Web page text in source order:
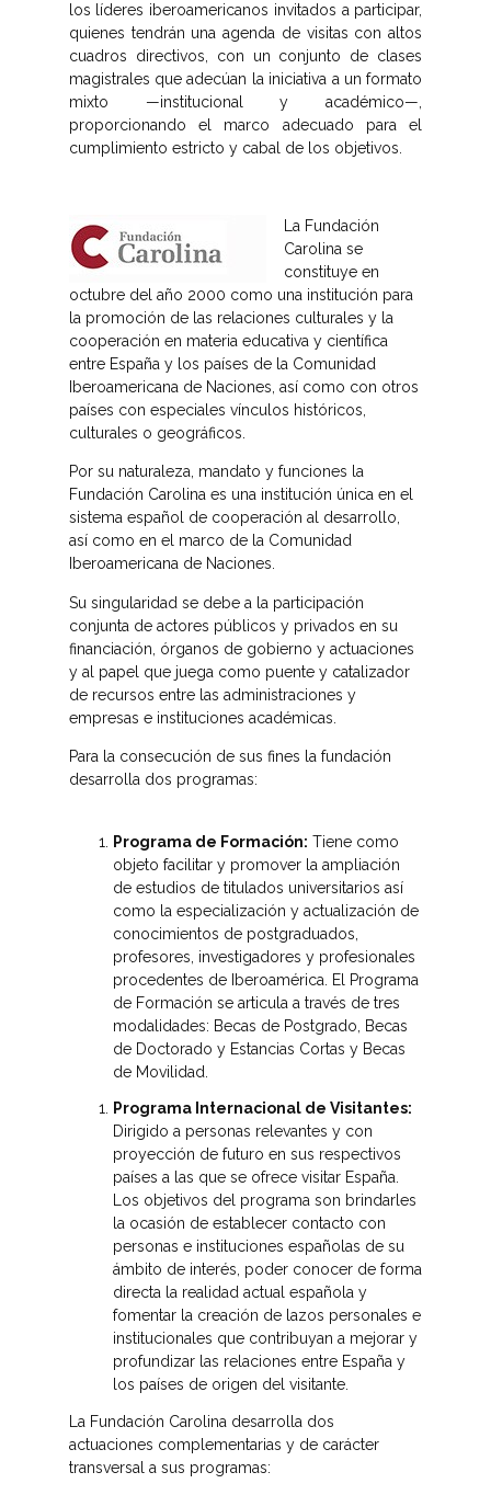
los líderes iberoamericanos invitados a participar,
quienes tendrán una agenda de visitas con altos
cuadros directivos, con un conjunto de clases
magistrales que adecúan la iniciativa a un formato
mixto —institucional y académico—,
proporcionando el marco adecuado para el
cumplimiento estricto y cabal de los objetivos.
La Fundación
Carolina se
constituye en
octubre del año 2000 como una institución para
la promoción de las relaciones culturales y la
cooperación en materia educativa y científica
entre España y los países de la Comunidad
Iberoamericana de Naciones, así como con otros
países con especiales vínculos históricos,
culturales o geográficos.
Por su naturaleza, mandato y funciones la
Fundación Carolina es una institución única en el
sistema español de cooperación al desarrollo,
así como en el marco de la Comunidad
Iberoamericana de Naciones.
Su singularidad se debe a la participación
conjunta de actores públicos y privados en su
financiación, órganos de gobierno y actuaciones
y al papel que juega como puente y catalizador
de recursos entre las administraciones y
empresas e instituciones académicas.
Para la consecución de sus fines la fundación
desarrolla dos programas:
Programa de Formación: Tiene como
objeto facilitar y promover la ampliación
de estudios de titulados universitarios así
como la especialización y actualización de
conocimientos de postgraduados,
profesores, investigadores y profesionales
procedentes de Iberoamérica. El Programa
de Formación se articula a través de tres
modalidades: Becas de Postgrado, Becas
de Doctorado y Estancias Cortas y Becas
de Movilidad.
Programa Internacional de Visitantes:
Dirigido a personas relevantes y con
proyección de futuro en sus respectivos
países a las que se ofrece visitar España.
Los objetivos del programa son brindarles
la ocasión de establecer contacto con
personas e instituciones españolas de su
ámbito de interés, poder conocer de forma
directa la realidad actual española y
fomentar la creación de lazos personales e
institucionales que contribuyan a mejorar y
profundizar las relaciones entre España y
los países de origen del visitante.
La Fundación Carolina desarrolla dos
actuaciones complementarias y de carácter
transversal a sus programas: